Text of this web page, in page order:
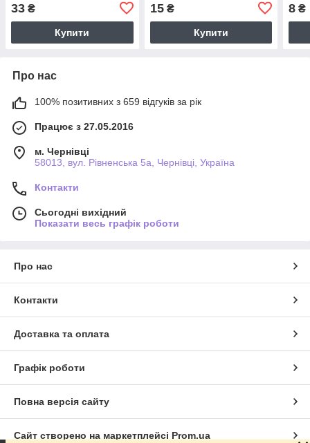
33 ₴
Купити
15₴
Купити
8 ₴
Про нас
100% позитивних з 659 відгуків за рік
Працює з 27.05.2016
м. Чернівці
58013, вул. Рівненська 5а, Чернівці, Україна
Контакти
Сьогодні вихідний
Показати весь графік роботи
Про нас
Контакти
Доставка та оплата
Графік роботи
Повна версія сайту
Сайт створено на маркетплейсі Prom.ua